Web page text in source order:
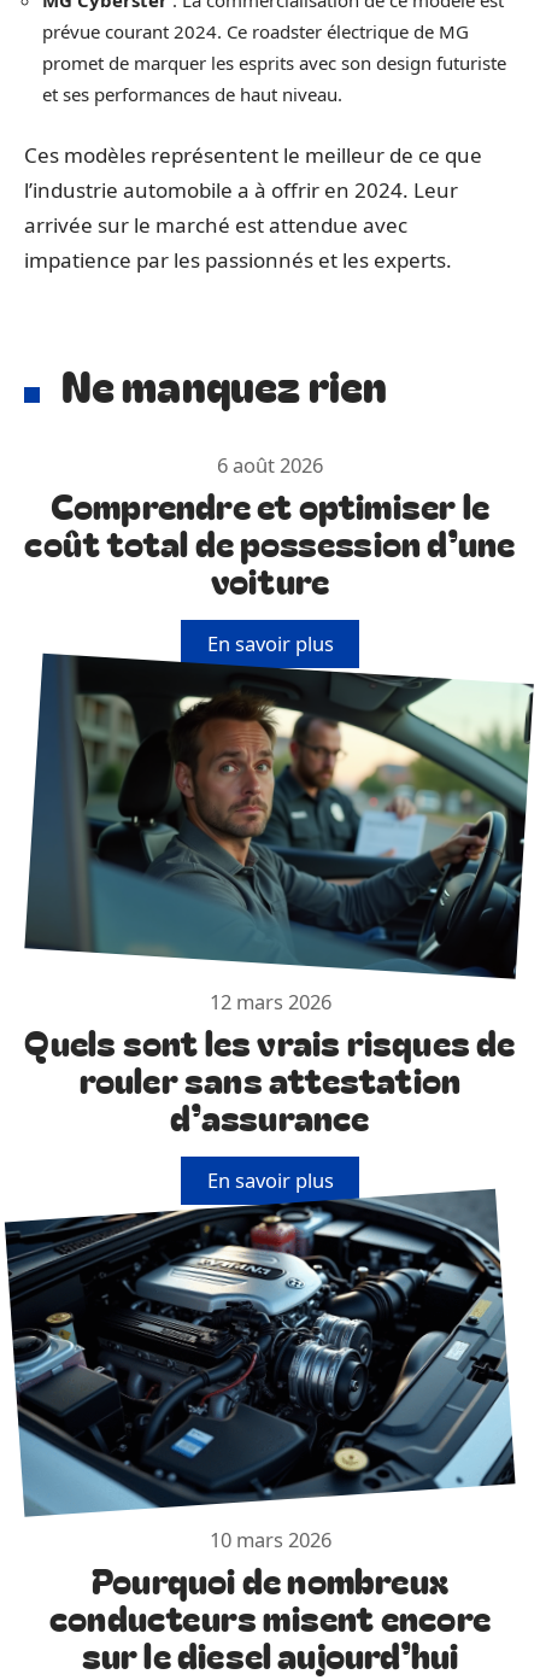
prévue courant 2024. Ce roadster électrique de MG
promet de marquer les esprits avec son design futuriste
et ses performances de haut niveau.
Ces modèles représentent le meilleur de ce que
l’industrie automobile a à offrir en 2024. Leur
arrivée sur le marché est attendue avec
impatience par les passionnés et les experts.
Ne manquez rien
6 août 2026
Comprendre et optimiser le
coût total de possession d’une
voiture
En savoir plus
12 mars 2026
Quels sont les vrais risques de
rouler sans attestation
d’assurance
En savoir plus
10 mars 2026
Pourquoi de nombreux
conducteurs misent encore
sur le diesel aujourd’hui